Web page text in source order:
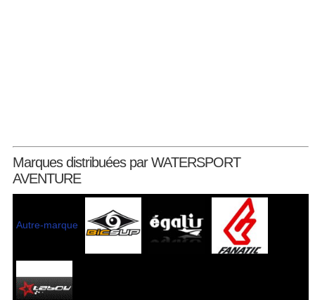
Marques distribuées par WATERSPORT
AVENTURE
Autre-marque